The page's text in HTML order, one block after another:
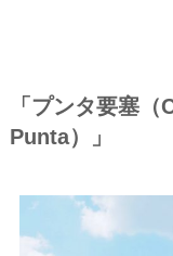
「プンタ要塞
Punta）」